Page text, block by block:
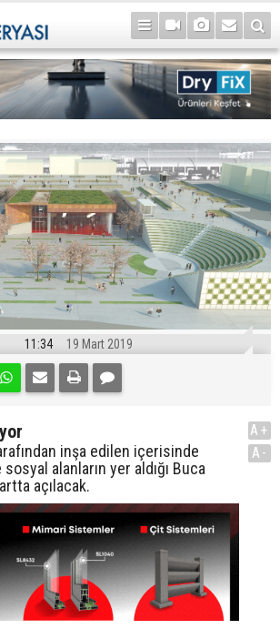
11:34 19 Mart 2019
inşa edilen içerisinde
alanların yer aldığı Buca
açılacak.
A+
A-